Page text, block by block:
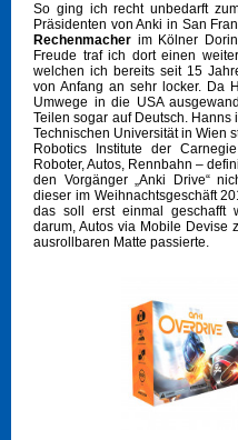
So ging ich recht unbedarft
Präsidenten von Anki in San
Rechenmacher im Kölner
Freude traf ich dort einen
welchen ich bereits seit 15
von Anfang an sehr locker. Da
Umwege in die USA
Teilen sogar auf Deutsch. Hanns
Technischen Universität in Wien
Robotics Institute der
Roboter, Autos, Rennbahn –
den Vorgänger „Anki Drive“
dieser im Weihnachtsgeschäft
das soll erst einmal geschafft
darum, Autos via Mobile Devise
ausrollbaren Matte passierte.